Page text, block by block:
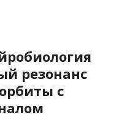
резонанс
с